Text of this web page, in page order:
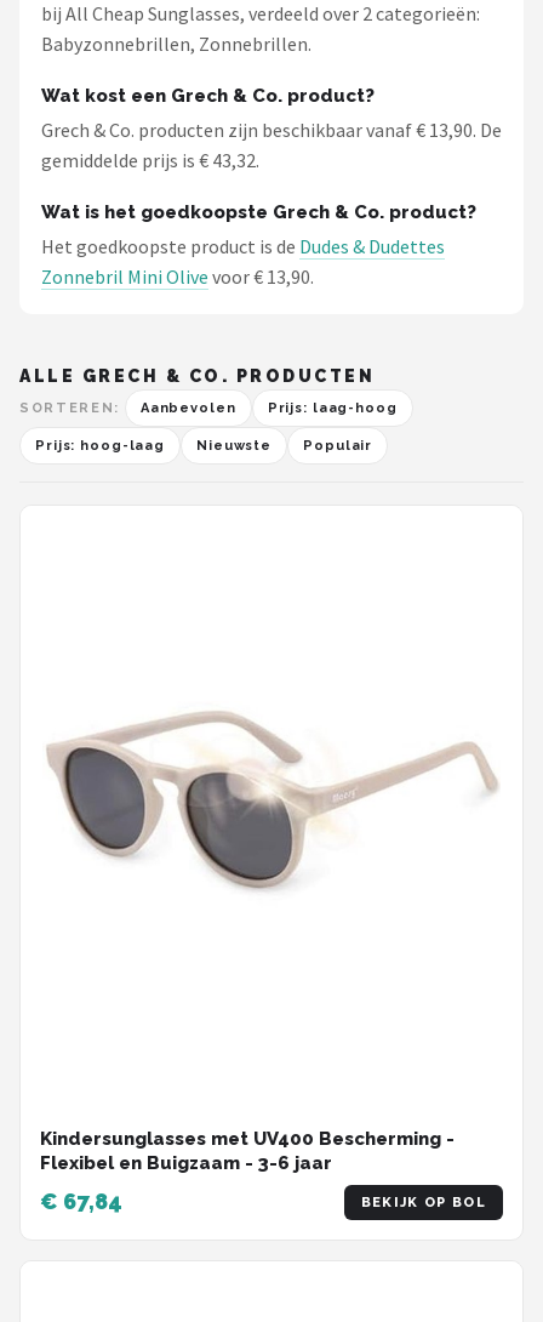
bij All Cheap Sunglasses, verdeeld over 2 categorieën:
Babyzonnebrillen, Zonnebrillen.
Wat kost een Grech & Co. product?
Grech & Co. producten zijn beschikbaar vanaf € 13,90. De
gemiddelde prijs is € 43,32.
Wat is het goedkoopste Grech & Co. product?
Het goedkoopste product is de Dudes & Dudettes
Zonnebril Mini Olive voor € 13,90.
ALLE GRECH & CO. PRODUCTEN
SORTEREN: Aanbevolen Prijs: laag-hoog
Prijs: hoog-laag Nieuwste Populair
Kindersunglasses met UV400 Bescherming -
Flexibel en Buigzaam - 3-6 jaar
€ 67,84 BEKIJK OP BOL